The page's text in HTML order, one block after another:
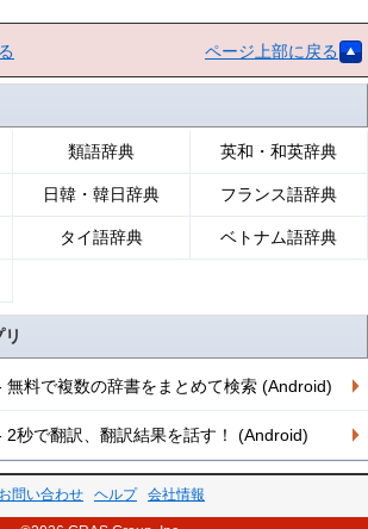
ページ上部に戻る
類語辞典 英和・和英辞典
日韓・韓日辞典 フランス語辞典
タイ語辞典 ベトナム語辞典
無料で複数の辞書をまとめて検索 (Android)
2秒で翻訳、翻訳結果を話す！ (Android)
お問い合わせ ヘルプ 会社情報